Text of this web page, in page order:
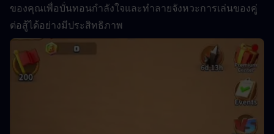
ของคุณเพื่อบั่นทอนกำลังใจและทำลายจังหวะการเล่นของคู่
ต่อสู้ได้อย่างมีประสิทธิภาพ